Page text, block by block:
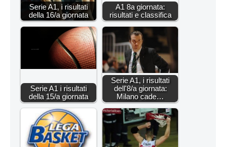
Serie A1, i risultati
della 16/a giornata
A1 8a giornata:
risultati e classifica
Serie A1 i risultati
della 15/a giornata
Serie A1, i risultati
dell'8/a giornata:
Milano cade…